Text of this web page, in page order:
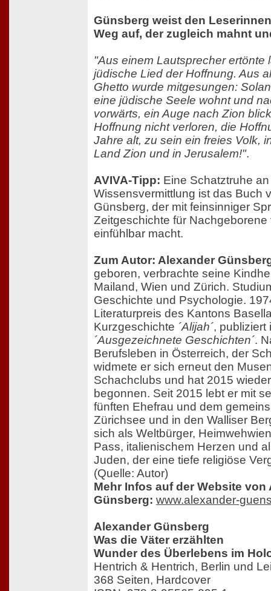
Günsberg weist den
Weg auf, der zugleich mahnt
"Aus einem Lautsprecher ertönte
jüdische Lied der Hoffnung. Aus
Ghetto wurde mitgesungen:
eine jüdische Seele wohnt und
vorwärts, ein Auge nach Zion
Hoffnung nicht verloren, die
Jahre alt, zu sein ein freies Volk,
Land Zion und in Jerusalem!".
AVIVA-Tipp: Eine Schatztruhe
Wissensvermittlung ist das Buch
Günsberg, der mit feinsinniger
Zeitgeschichte für Nachgeborene
einfühlbar macht.
Zum Autor: Alexander
geboren, verbrachte seine
Mailand, Wien und Zürich.
Geschichte und Psychologie.
Literaturpreis des Kantons
Kurzgeschichte ´Alijah´, publiziert
´Ausgezeichnete Geschichten´.
Berufsleben in Österreich, der
widmete er sich erneut den
Schachclubs und hat 2015
begonnen. Seit 2015 lebt er mit
fünften Ehefrau und dem
Zürichsee und in den Walliser
sich als Weltbürger,
Pass, italienischem Herzen und
Juden, der eine tiefe religiöse
(Quelle: Autor)
Mehr Infos auf der Website von
Günsberg: www.alexander-
Alexander Günsberg
Was die Väter erzählten
Wunder des Überlebens im
Hentrich & Hentrich, Berlin und
368 Seiten, Hardcover